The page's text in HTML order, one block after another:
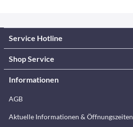
Service Hotline
Shop Service
Informationen
AGB
Aktuelle Informationen & Öffnungszeiten